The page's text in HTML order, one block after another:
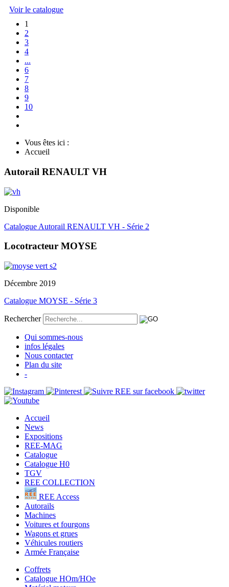
Voir le catalogue
1
2
3
4
...
6
7
8
9
10
Vous êtes ici :
Accueil
Autorail RENAULT VH
Disponible
Catalogue Autorail RENAULT VH - Série 2
Locotracteur MOYSE
Décembre 2019
Catalogue MOYSE - Série 3
Rechercher
Qui sommes-nous
infos légales
Nous contacter
Plan du site
-
Accueil
News
Expositions
REE-MAG
Catalogue
Catalogue H0
TGV
REE COLLECTION
REE Access
Autorails
Machines
Voitures et fourgons
Wagons et grues
Véhicules routiers
Armée Française
Coffrets
Catalogue HOm/HOe